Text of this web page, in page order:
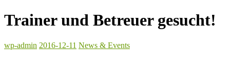
Trainer und Betreuer gesucht!
wp-admin 2016-12-11 News & Events